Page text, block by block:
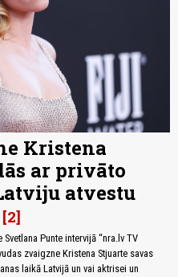
Kristena
ar privāto
atvestu
2
Punte intervijā “nra.lv TV
zvaigzne Kristena Stjuarte savas
laikā Latvijā un vai aktrisei un